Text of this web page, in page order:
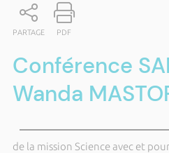
PARTAGE PDF
Conférence
Wanda
de la mission Science avec et